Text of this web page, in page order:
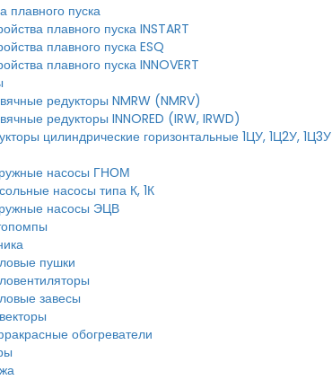
плавного пуска
плавного пуска INSTART
плавного пуска ESQ
плавного пуска INNOVERT
редукторы NMRW (NMRV)
редукторы INNORED (IRW, IRWD)
цилиндрические горизонтальные 1ЦУ, 1Ц2У, 1Ц3У
насосы ГНОМ
насосы типа К, 1К
насосы ЭЦВ
пушки
завесы
обогреватели